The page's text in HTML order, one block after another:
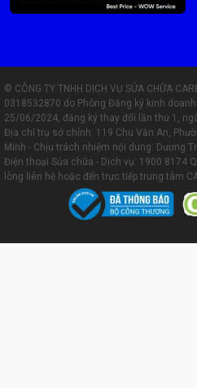
© CÔNG TY TNHH DỊCH VỤ SỬA CHỮA
0318532870 do Phòng Đăng ký kinh
25/06/2024, đăng ký thay đổi lần thứ 1,
Địa chỉ trụ sở chính: 119 Chu Văn An,
Minh - Chịu trách nhiệm nội dung: Dương
Điện thoại Sửa chữa - Dịch vụ: 1900 8174
lòng liên hệ hoặc đến trực tiếp trung tâm